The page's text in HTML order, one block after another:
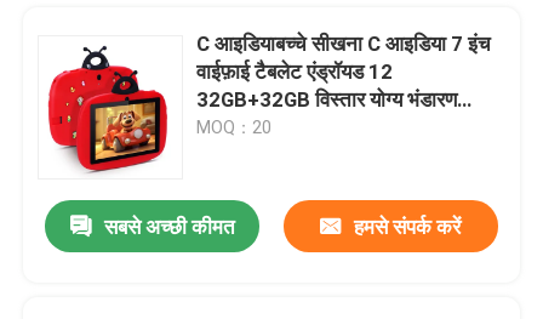
C आइडियाबच्चे सीखना C आइडिया 7 इंच
वाईफ़ाई टैबलेट एंड्रॉयड 12
32GB+32GB विस्तार योग्य भंडारण
CM77Red
MOQ：20
सबसे अच्छी कीमत हमसे संपर्क करें